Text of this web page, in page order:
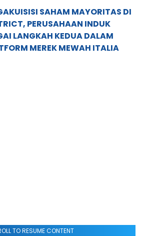
SAHAM MAYORITAS DI
PERUSAHAAN INDUK
LANGKAH KEDUA DALAM
MEREK MEWAH ITALIA
TO RESUME CONTENT